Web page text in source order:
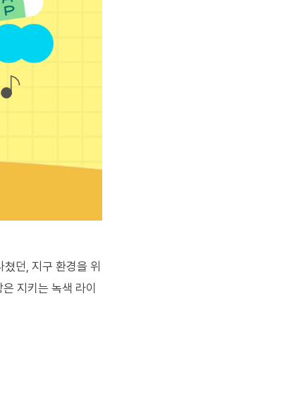
쳤던, 지구 환경을 위
은 지키는 녹색 라이